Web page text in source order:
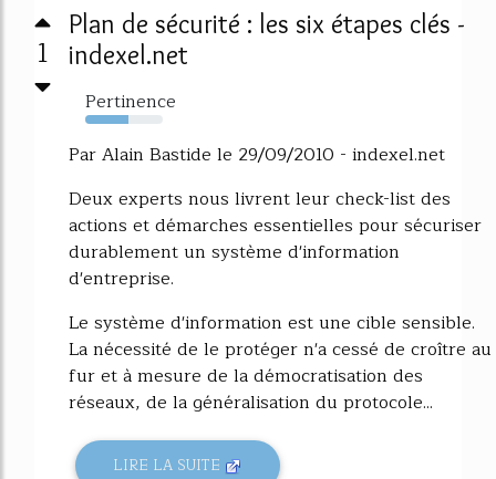
1
Plan de sécurité : les six étapes clés -
indexel.net
Pertinence
55%
Par Alain Bastide le 29/09/2010 - indexel.net
Deux experts nous livrent leur check-list des
actions et démarches essentielles pour sécuriser
durablement un système d'information
d'entreprise.
Le système d'information est une cible sensible.
La nécessité de le protéger n'a cessé de croître au
fur et à mesure de la démocratisation des
réseaux, de la généralisation du protocole...
LIRE LA SUITE